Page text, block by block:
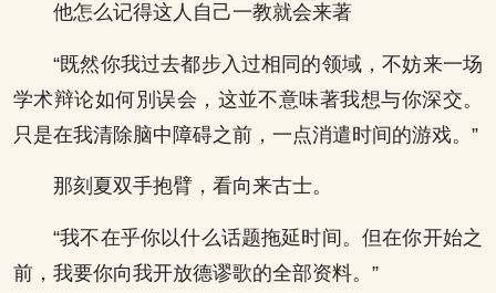
他怎么记得这人自己一教就会来著
“既然你我过去都步入过相同的领域，不妨来一场
学术辩论如何別误会，这並不意味著我想与你深交。
只是在我清除脑中障碍之前，一点消遣时间的游戏。”
那刻夏双手抱臂，看向来古士。
“我不在乎你以什么话题拖延时间。但在你开始之
前，我要你向我开放德谬歌的全部资料。”